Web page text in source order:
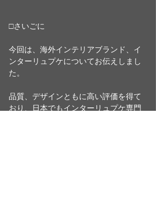
□さいごに
今回は、海外インテリアブランド、イ
ンターリュプケについてお伝えしまし
た。
品質、デザインともに高い評価を得て
おり、日本でもインターリュプケ専門